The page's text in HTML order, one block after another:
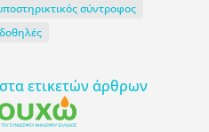
σύντροφος
ετικετών άρθρων